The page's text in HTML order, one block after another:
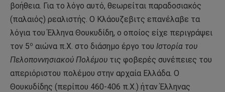
βοήθεια. Για το λόγο αυτό, θεωρείται παραδοσιακός
(παλαιός) ρεαλιστής. Ο Κλάουζεβιτς επανέλαβε τα
λόγια του Έλληνα Θουκυδίδη, ο οποίος είχε περιγράψει
τον 5ο αιώνα π.Χ. στο διάσημο έργο του Ιστορία του
Πελοποννησιακού Πολέμου τις φοβερές συνέπειες του
απεριόριστου πολέμου στην αρχαία Ελλάδα. Ο
Θουκυδίδης (περίπου 460-406 π.Χ.) ήταν Έλληνας